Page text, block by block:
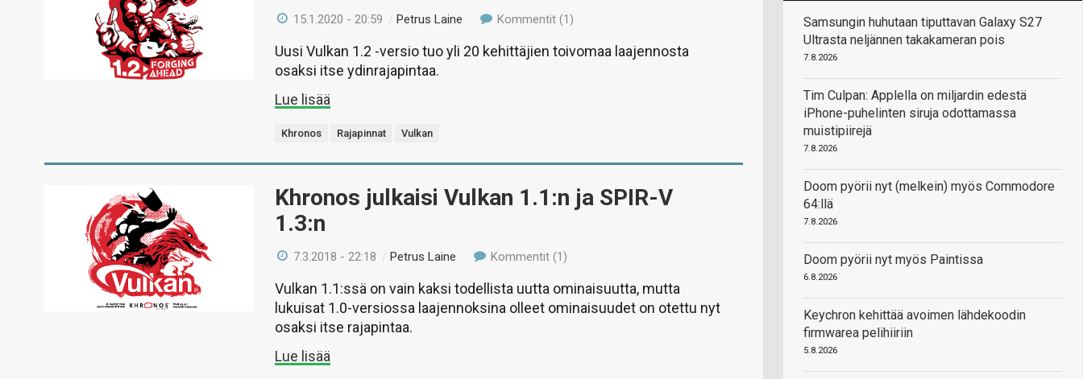
15.1.2020 - 20:59 /Petrus Laine Kommentit (1)
Uusi Vulkan 1.2 -versio tuo yli 20 kehittäjien toivomaa laajennosta
osaksi itse ydinrajapintaa.
Lue lisää
Khronos Rajapinnat Vulkan
Khronos julkaisi Vulkan 1.1:n ja SPIR-V
1.3:n
7.3.2018 - 22:18 /Petrus Laine Kommentit (1)
Vulkan 1.1:ssä on vain kaksi todellista uutta ominaisuutta, mutta
lukuisat 1.0-versiossa laajennoksina olleet ominaisuudet on otettu nyt
osaksi itse rajapintaa.
Lue lisää
Samsungin huhutaan tiputtavan Galaxy S27
Ultrasta neljännen takakameran pois
7.8.2026
Tim Culpan: Applella on miljardin edestä
iPhone-puhelinten siruja odottamassa
muistipiirejä
7.8.2026
Doom pyörii nyt (melkein) myös Commodore
64:llä
7.8.2026
Doom pyörii nyt myös Paintissa
6.8.2026
Keychron kehittää avoimen lähdekoodin
firmwarea pelihiiriin
5.8.2026